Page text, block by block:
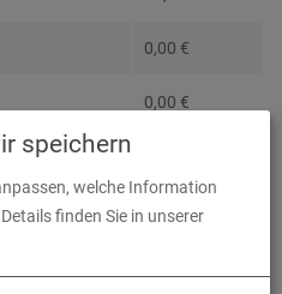
0,00 €
0,00 €
79,20€
speichern
welche Information
finden Sie in unserer